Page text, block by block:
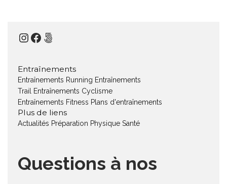
Instagram
Facebook
500px
Entraînements
Entraînements Running Entraînements
Trail
Entraînements Cyclisme
Entraînements Fitness Plans d'entraînements
Plus de liens
Actualités Préparation Physique Santé
Questions à nos